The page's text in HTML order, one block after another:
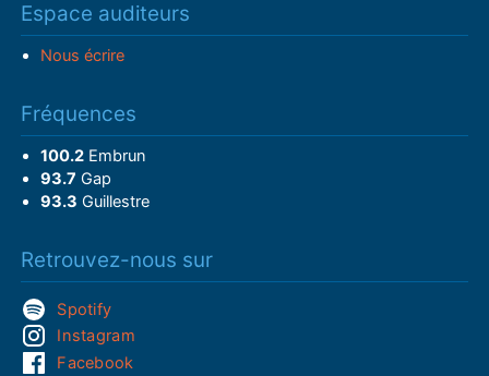
Espace auditeurs
Nous écrire
Fréquences
100.2Embrun
93.7 Gap
93.3 Guillestre
Retrouvez-nous sur
Spotify
Instagram
Facebook